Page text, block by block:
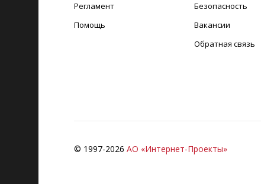
Регламент
Помощь
Безопасность
Вакансии
Обратная связь
© 1997-2026 АО «Интернет-Проекты»